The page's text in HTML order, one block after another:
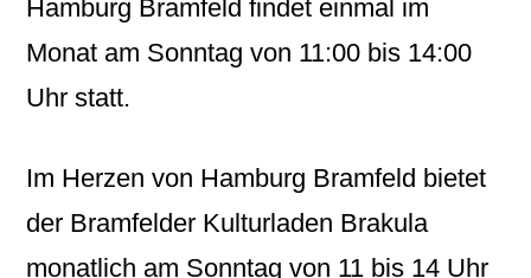
Hamburg Bramfeld findet einmal im
Monat am Sonntag von 11:00 bis 14:00
Uhr statt.
Im Herzen von Hamburg Bramfeld bietet
der Bramfelder Kulturladen Brakula
monatlich am Sonntag von 11 bis 14 Uhr